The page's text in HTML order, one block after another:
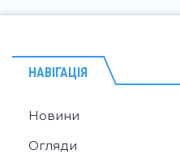
НАВІГАЦІЯ
Новини
Огляди